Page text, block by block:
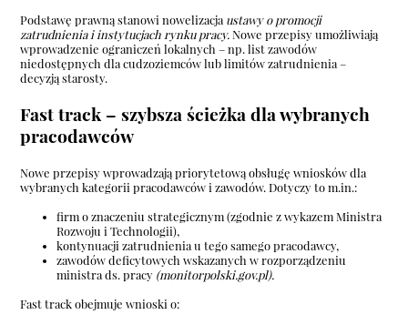
Podstawę prawną stanowi nowelizacjaustawy o promocji
zatrudnienia i instytucjach rynku pracy.Nowe przepisy umożliwiają
wprowadzenie ograniczeń lokalnych – np. list zawodów
niedostępnych dla cudzoziemców lub limitów zatrudnienia –
decyzją starosty.
Fast track – szybsza ścieżka dla wybranych
pracodawców
Nowe przepisy wprowadzają priorytetową obsługę wniosków dla
wybranych kategorii pracodawców i zawodów. Dotyczy to m.in.:
firm o znaczeniu strategicznym (zgodnie z wykazem Ministra
Rozwoju i Technologii),
kontynuacji zatrudnienia u tego samego pracodawcy,
zawodów deficytowych wskazanych w rozporządzeniu
ministra ds. pracy (monitorpolski.gov.pl).
Fast track obejmuje wnioski o: